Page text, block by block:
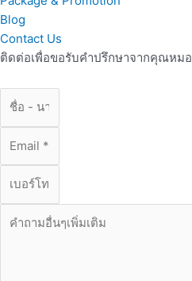
Blog
Contact Us
ติดต่อเพื่อขอรับคำปรึกษาจากคุณหมอ